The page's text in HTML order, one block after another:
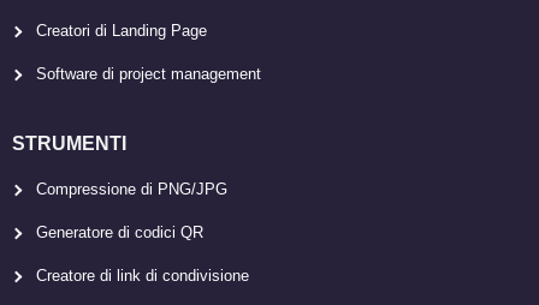
Creatori di Landing Page
Software di project management
STRUMENTI
Compressione di PNG/JPG
Generatore di codici QR
Creatore di link di condivisione